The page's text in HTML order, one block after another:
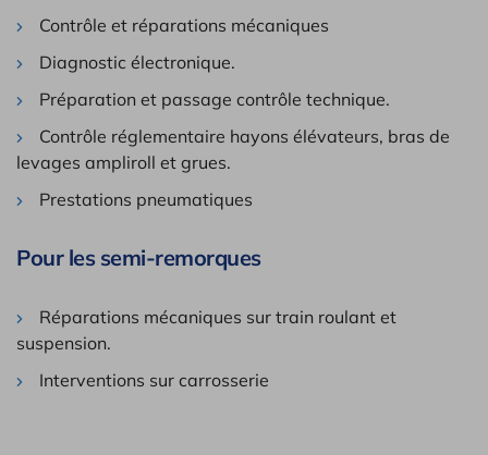
Contrôle et réparations mécaniques
Diagnostic électronique.
Préparation et passage contrôle technique.
Contrôle réglementaire hayons élévateurs, bras de
levages ampliroll et grues.
Prestations pneumatiques
Pour les semi-remorques
Réparations mécaniques sur train roulant et
suspension.
Interventions sur carrosserie